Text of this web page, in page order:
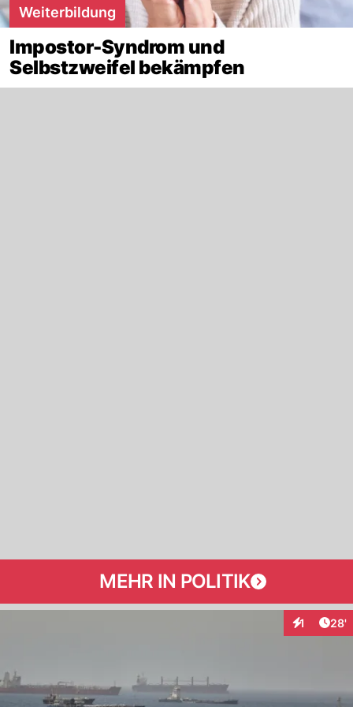
Weiterbildung
Impostor-Syndrom und
Selbstzweifel bekämpfen
MEHR IN POLITIK
1 28'